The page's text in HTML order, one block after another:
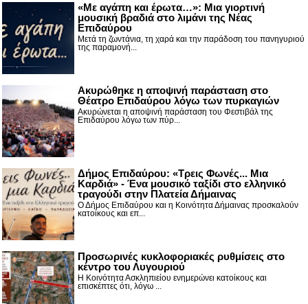
«Με αγάπη και έρωτα…»: Μια γιορτινή
μουσική βραδιά στο λιμάνι της Νέας
Επιδαύρου
Μετά τη ζωντάνια, τη χαρά και την παράδοση του πανηγυριού
της παραμονή...
Ακυρώθηκε η αποψινή παράσταση στο
Θέατρο Επιδαύρου λόγω των πυρκαγιών
Ακυρώνεται η αποψινή παράσταση του Φεστιβάλ της
Επιδαύρου λόγω των πύρ...
Δήμος Επιδαύρου: «Τρεις Φωνές... Μια
Καρδιά» - Ένα μουσικό ταξίδι στο ελληνικό
τραγούδι στην Πλατεία Δήμαινας
Ο Δήμος Επιδαύρου και η Κοινότητα Δήμαινας προσκαλούν
κατοίκους και επ...
Προσωρινές κυκλοφοριακές ρυθμίσεις στο
κέντρο του Λυγουριού
Η Κοινότητα Ασκληπιείου ενημερώνει κατοίκους και
επισκέπτες ότι, λόγω ...